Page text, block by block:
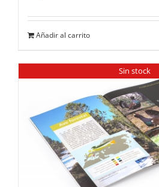
Añadir al carrito
Sin stock